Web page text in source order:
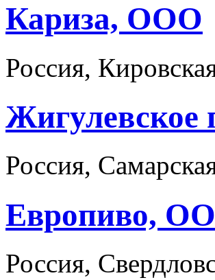
Кариза, ООО
Россия,
Россия,
Европиво,
Россия,